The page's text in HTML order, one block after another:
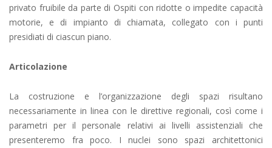
privato fruibile da parte di Ospiti con ridotte o impedite capacità
motorie, e di impianto di chiamata, collegato con i punti
presidiati di ciascun piano.
Articolazione
La costruzione e l’organizzazione degli spazi risultano
necessariamente in linea con le direttive regionali, così come i
parametri per il personale relativi ai livelli assistenziali che
presenteremo fra poco. I nuclei sono spazi architettonici